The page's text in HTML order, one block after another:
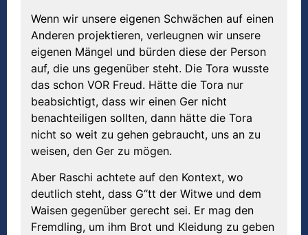
Wenn wir unsere eigenen Schwächen auf einen
Anderen projektieren, verleugnen wir unsere
eigenen Mängel und bürden diese der Person
auf, die uns gegenüber steht. Die Tora wusste
das schon VOR Freud. Hätte die Tora nur
beabsichtigt, dass wir einen Ger nicht
benachteiligen sollten, dann hätte die Tora
nicht so weit zu gehen gebraucht, uns an zu
weisen, den Ger zu mögen.
Aber Raschi achtete auf den Kontext, wo
deutlich steht, dass G“tt der Witwe und dem
Waisen gegenüber gerecht sei. Er mag den
Fremdling, um ihm Brot und Kleidung zu geben